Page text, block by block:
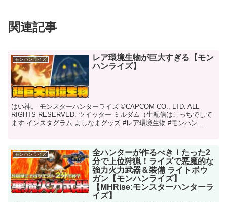
関連記事
モンハンライズ
レア環境生物が巨大すぎる【モン
ハンライズ】
はい神。 モンスターハンターライズ ©CAPCOM CO., LTD. ALL
RIGHTS RESERVED. ツイッター ミルダム（生配信はこっちでして
ます インスタグラム よしなまグッズ #レア環境生物 #モンハン...
モンハンライズ
全ハンターが作るべき！たった2
分で上位狩猟！ライズで悪魔的な
強力火力武器＆装備 ライトボウ
ガン【モンハンライズ】
【MHRise:モンスターハンターラ
イズ】